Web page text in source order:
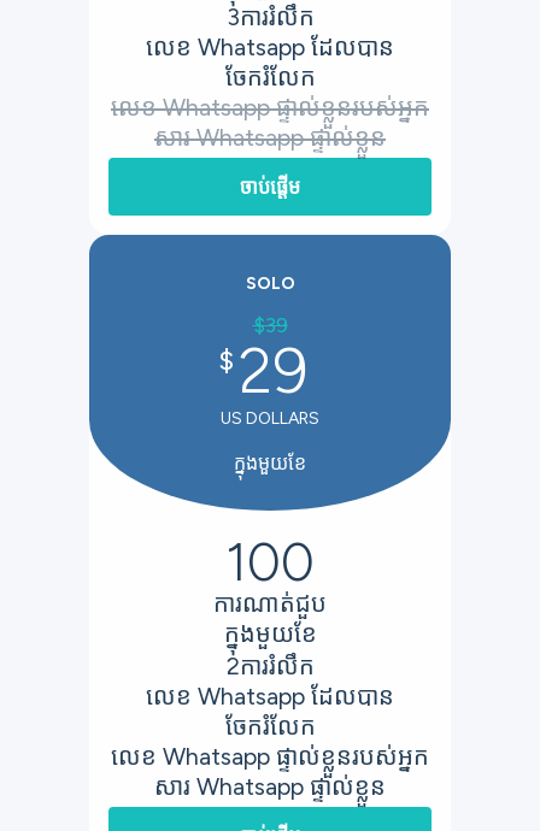
3ការរំលឹក
លេខ Whatsapp ដែលបាន
ចែករំលែក
លេខ Whatsapp ផ្ទាល់ខ្លួនរបស់អ្នក
សារ Whatsapp ផ្ទាល់ខ្លួន
ចាប់ផ្តើម
SOLO
$39
$ 29
US DOLLARS
ក្នុងមួយខែ
100
ការណាត់ជួប
ក្នុងមួយខែ
2ការរំលឹក
លេខ Whatsapp ដែលបាន
ចែករំលែក
លេខ Whatsapp ផ្ទាល់ខ្លួនរបស់អ្នក
សារ Whatsapp ផ្ទាល់ខ្លួន